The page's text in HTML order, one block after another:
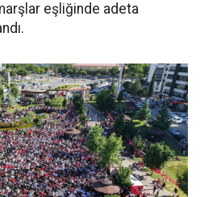
eşliğinde adeta